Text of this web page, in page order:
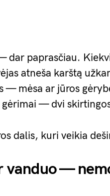
dar paprasčiau.
atneša karštą
— mėsa ar jūros
— dvi
dalis, kuri veikia
vanduo —